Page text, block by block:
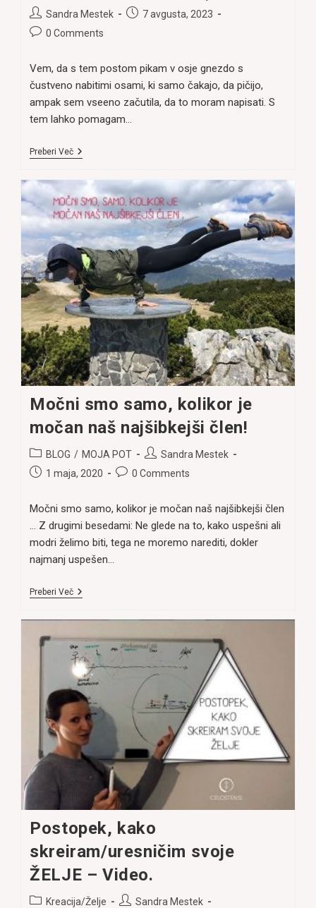
category:
Post
author:
Sandra Mestek
Post7 avgusta, 2023
Post0 Comments
Vem, da s tem postom pikam v osje gnezdo s
čustveno nabitimi osami, ki samo čakajo, da pičijo,
ampak sem vseeno začutila, da to moram napisati. S
tem lahko pomagam…
Preberi VečZAKAJ
(HIŠE,
AVTOMOBILE),
LJUDI,
SLUŽBO
IN
PODOBNO?
Močni smo samo, kolikor je
močan naš najšibkejši člen!
Post
category:
BLOG / MOJA POT
Post
author:
Sandra Mestek
Post1 maja, 2020
Post0 Comments
Močni smo samo, kolikor je močan naš najšibkejši člen
... Z drugimi besedami: Ne glede na to, kako uspešni ali
modri želimo biti, tega ne moremo narediti, dokler
najmanj uspešen…
Preberi VečMočni
Je
Močan
Naš
Najšibkejši
Člen!
Postopek, kako
skreiram/uresničim svoje
ŽELJE – Video.
PostKreacija/Želje
PostSandra Mestek